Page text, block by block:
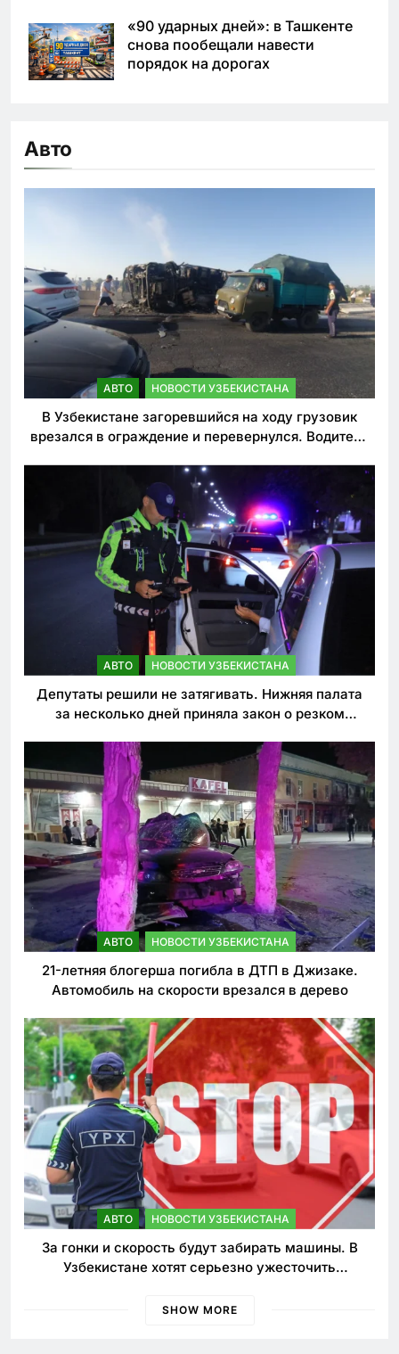
«90 ударных дней»: в Ташкенте
снова пообещали навести
порядок на дорогах
Авто
АВТО НОВОСТИ УЗБЕКИСТАНА
В Узбекистане загоревшийся на ходу грузовик
врезался в ограждение и перевернулся. Водитель
АВТО НОВОСТИ УЗБЕКИСТАНА
Депутаты решили не затягивать. Нижняя палата
за несколько дней приняла закон о резком
АВТО НОВОСТИ УЗБЕКИСТАНА
21-летняя блогерша погибла в ДТП в Джизаке.
Автомобиль на скорости врезался в дерево
АВТО НОВОСТИ УЗБЕКИСТАНА
За гонки и скорость будут забирать машины. В
Узбекистане хотят серьезно ужесточить
SHOW MORE